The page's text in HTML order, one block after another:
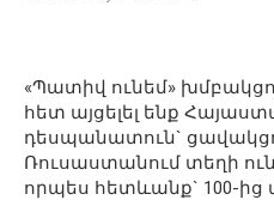
«Պատիվ ունեմ»
հետ այցելել ենք
դեսպանատուն`
Ռուսաստանում տեղի
որպես հետևանք` 100-ից